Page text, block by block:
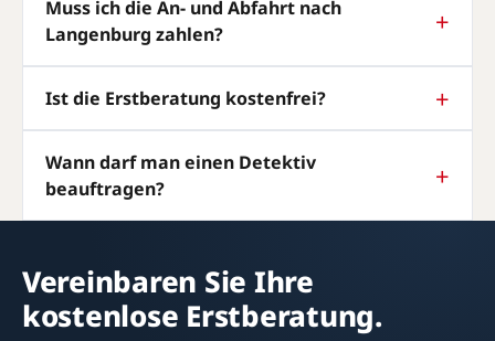
Muss ich die An- und Abfahrt nach
Langenburg zahlen?
Ist die Erstberatung kostenfrei?
Wann darf man einen Detektiv
beauftragen?
Vereinbaren Sie Ihre
kostenlose Erstberatung.